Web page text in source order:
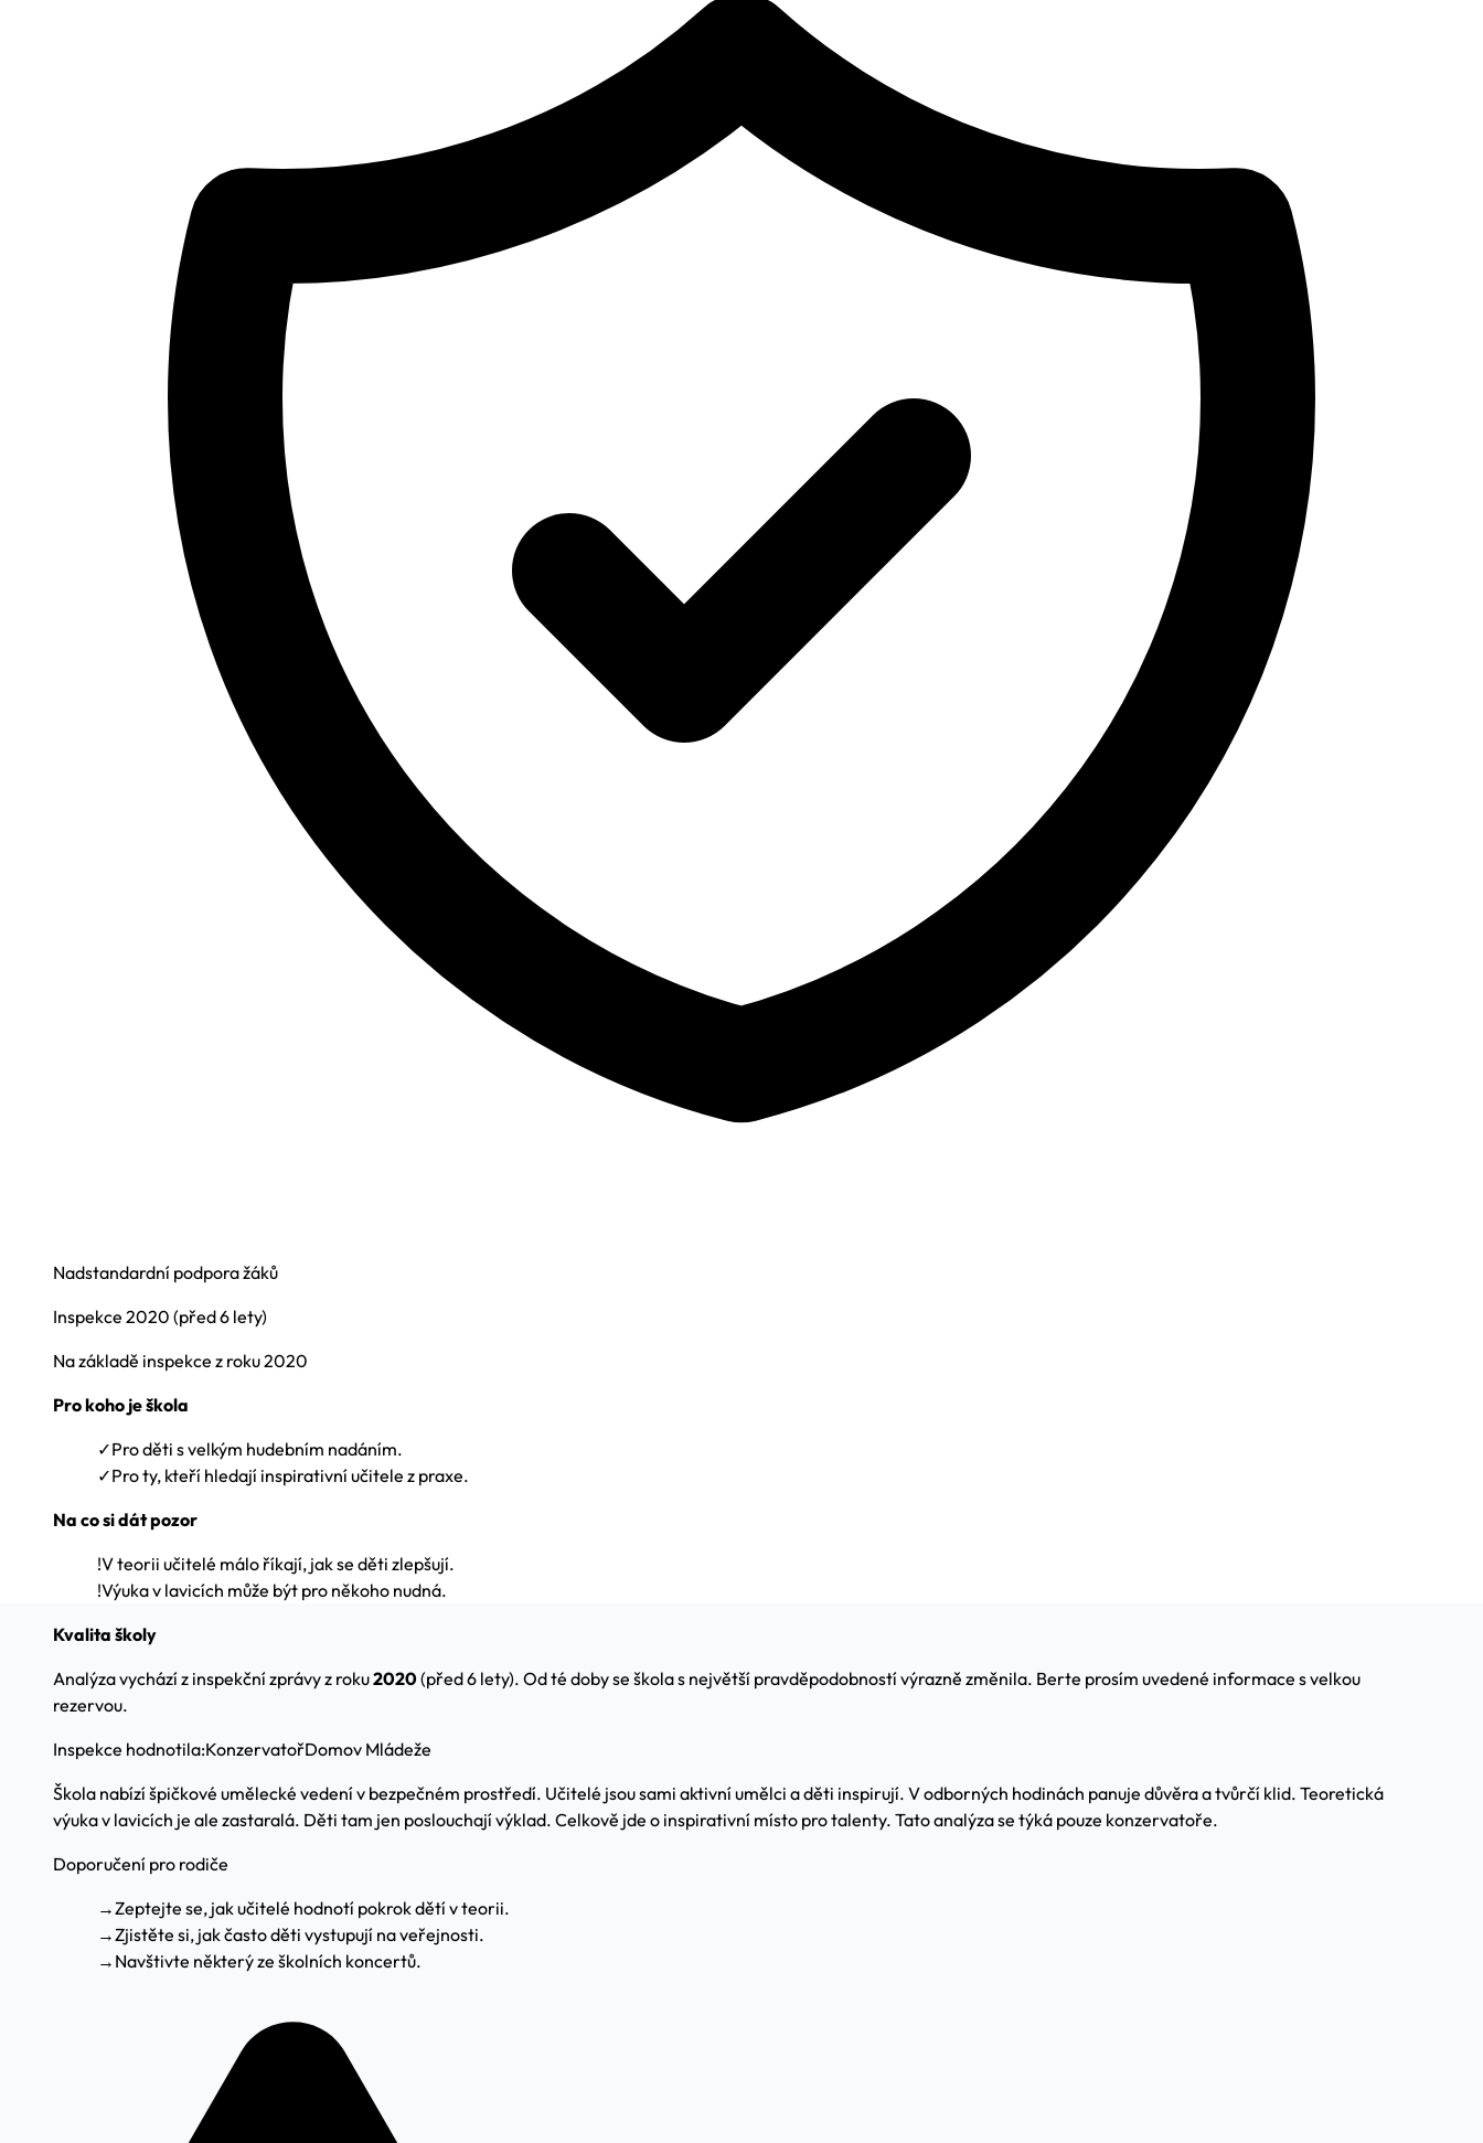
Nadstandardní podpora žáků
Inspekce 2020 (před 6 lety)
Na základě inspekce z roku 2020
Pro koho je škola
✓Pro děti s velkým hudebním nadáním.
✓Pro ty, kteří hledají inspirativní učitele z praxe.
Na co si dát pozor
!V teorii učitelé málo říkají, jak se děti zlepšují.
!Výuka v lavicích může být pro někoho nudná.
Kvalita školy
Analýza vychází z inspekční zprávy z roku2020(před 6 lety). Od té doby se škola s největší pravděpodobností výrazně změnila. Berte prosím uvedené informace s velkou
rezervou.
Inspekce hodnotila:KonzervatořDomov Mládeže
Škola nabízí špičkové umělecké vedení v bezpečném prostředí. Učitelé jsou sami aktivní umělci a děti inspirují. V odborných hodinách panuje důvěra a tvůrčí klid. Teoretická
výuka v lavicích je ale zastaralá. Děti tam jen poslouchají výklad. Celkově jde o inspirativní místo pro talenty. Tato analýza se týká pouze konzervatoře.
Doporučení pro rodiče
→Zeptejte se, jak učitelé hodnotí pokrok dětí v teorii.
→Zjistěte si, jak často děti vystupují na veřejnosti.
→ Navštivte některý ze školních koncertů.